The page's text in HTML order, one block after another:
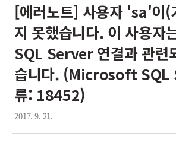
[에러노트] 사용자 'sa'이(
지 못했습니다. 이 사용자
SQL Server 연결과 관련
습니다. (Microsoft SQL
류: 18452)
2017. 9. 21.